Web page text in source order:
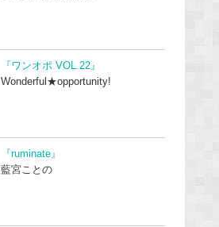
『ワンオポ VOL.22』
Wonderful★opportunity!
『ruminate』
藍宮ことの